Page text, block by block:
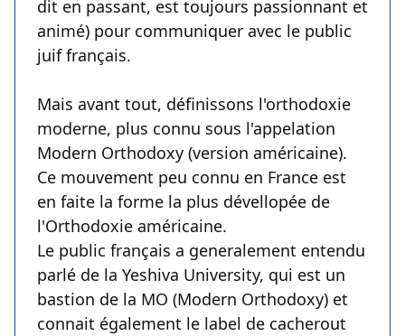
dit en passant, est toujours passionnant et
animé) pour communiquer avec le public
juif français.
Mais avant tout, définissons l'orthodoxie
moderne, plus connu sous l'appelation
Modern Orthodoxy (version américaine).
Ce mouvement peu connu en France est
en faite la forme la plus dévellopée de
l'Orthodoxie américaine.
Le public français a generalement entendu
parlé de la Yeshiva University, qui est un
bastion de la MO (Modern Orthodoxy) et
connait également le label de cacherout